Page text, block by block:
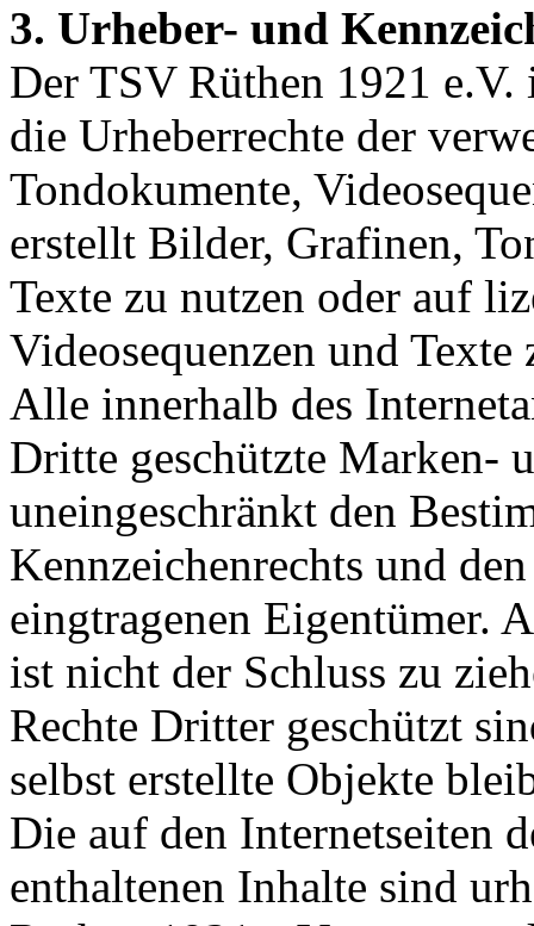
3. Urheber- und
Der TSV Rüthen 1921
die Urheberrechte der
Tondokumente,
erstellt Bilder, Grafinen,
Texte zu nutzen oder auf
Videosequenzen und
Alle innerhalb des
Dritte geschützte Marken-
uneingeschränkt den
Kennzeichenrechts und
eingtragenen Eigentümer.
ist nicht der Schluss zu
Rechte Dritter geschützt
selbst erstellte Objekte
Die auf den Internetseiten
enthaltenen Inhalte sind